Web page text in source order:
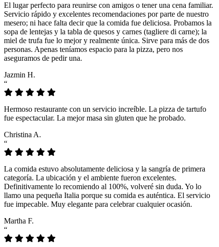
El lugar perfecto para reunirse con amigos o tener una cena familiar.
Servicio rápido y excelentes recomendaciones por parte de nuestro
mesero; ni hace falta decir que la comida fue deliciosa. Probamos la
sopa de lentejas y la tabla de quesos y carnes (tagliere di carne); la
miel de trufa fue lo mejor y realmente única. Sirve para más de dos
personas. Apenas teníamos espacio para la pizza, pero nos
aseguramos de pedir una.
Jazmin H.
“
Hermoso restaurante con un servicio increíble. La pizza de tartufo
fue espectacular. La mejor masa sin gluten que he probado.
Christina A.
“
La comida estuvo absolutamente deliciosa y la sangría de primera
categoría. La ubicación y el ambiente fueron excelentes.
Definitivamente lo recomiendo al 100%, volveré sin duda. Yo lo
llamo una pequeña Italia porque su comida es auténtica. El servicio
fue impecable. Muy elegante para celebrar cualquier ocasión.
Martha F.
“